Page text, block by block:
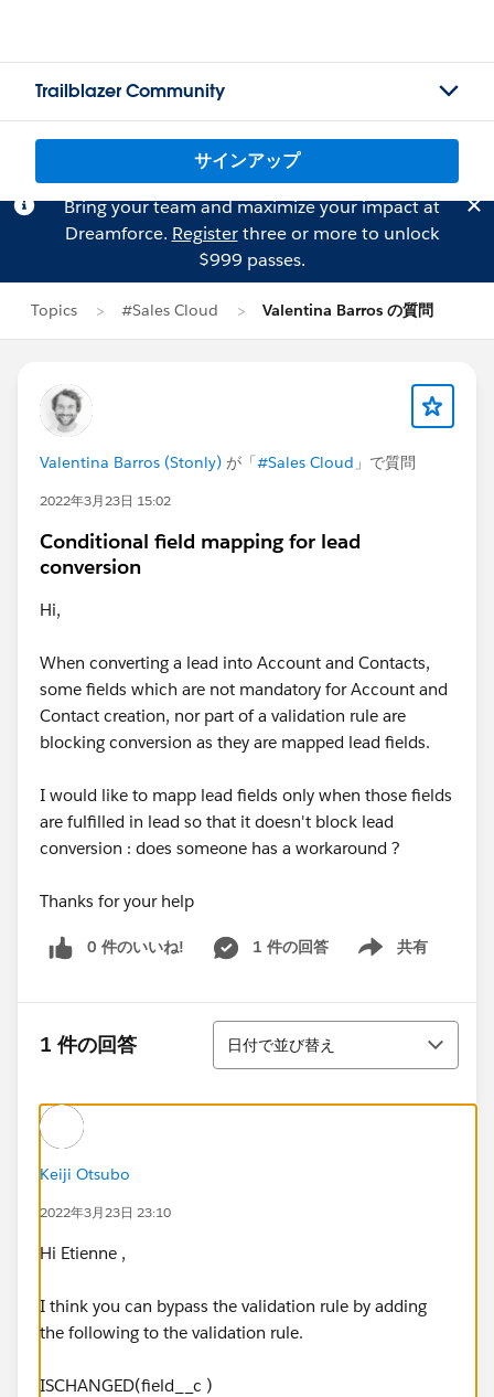
Trailblazer Community
サインアップ
Bring your team and maximize your impact at
Dreamforce. Registerthree or more to unlock
$999 passes.
Topics #Sales Cloud Valentina Barros の質問
Valentina Barros (Stonly) が「#Sales Cloud 」で質問
2022年3月23日 15:02
Conditional field mapping for lead
conversion
Hi,
When converting a lead into Account and Contacts,
some fields which are not mandatory for Account and
Contact creation, nor part of a validation rule are
blocking conversion as they are mapped lead fields.
I would like to mapp lead fields only when those fields
are fulfilled in lead so that it doesn't block lead
conversion : does someone has a workaround ?
Thanks for your help
0 件のいいね! 1 件の回答 共有
Show menu
1 件の回答
並び替え
日付で並び替え
Keiji Otsubo
2022年3月23日 23:10
Hi Etienne ,
I think you can bypass the validation rule by adding
the following to the validation rule.
ISCHANGED(field__c )